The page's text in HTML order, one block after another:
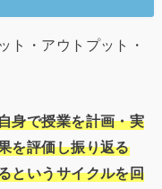
ト・アウトプット・
身で授業を計画・実
を評価し振り返る
というサイクルを回